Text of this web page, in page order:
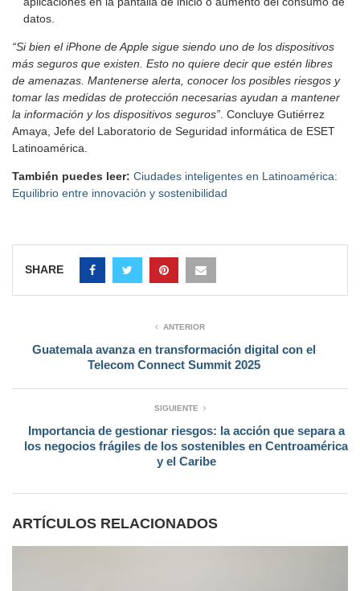
datos.
“Si bien el iPhone de Apple sigue siendo uno de los dispositivos
más seguros que existen. Esto no quiere decir que estén libres
de amenazas. Mantenerse alerta, conocer los posibles riesgos y
tomar las medidas de protección necesarias ayudan a mantener
la información y los dispositivos seguros” . Concluye Gutiérrez
Amaya, Jefe del Laboratorio de Seguridad informática de ESET
Latinoamérica.
También puedes leer: Ciudades inteligentes en Latinoamérica:
Equilibrio entre innovación y sostenibilidad
SHARE
ANTERIOR
Guatemala avanza en transformación digital con el
Telecom Connect Summit 2025
SIGUIENTE
Importancia de gestionar riesgos: la acción que separa a
los negocios frágiles de los sostenibles en Centroamérica
y el Caribe
ARTÍCULOS RELACIONADOS